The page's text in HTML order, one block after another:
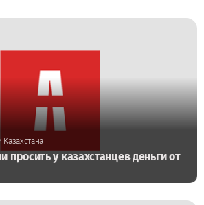
у казахстанцев деньги от